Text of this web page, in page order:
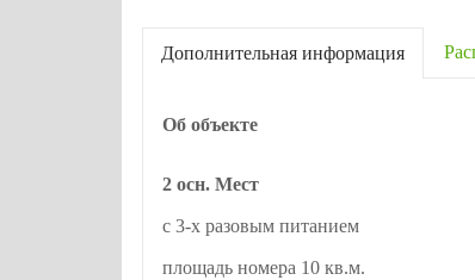
Дополнительная информация
Об объекте
2 осн. Мест
с 3-х разовым питанием
площадь номера 10 кв.м.